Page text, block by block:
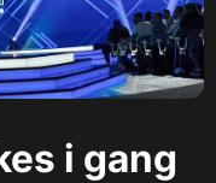
i gang